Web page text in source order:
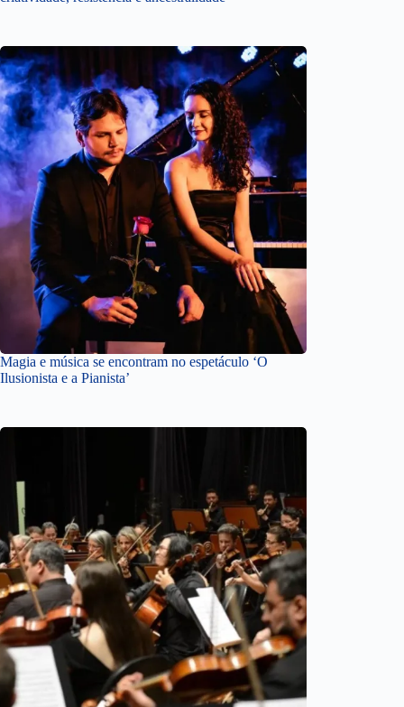
Magia e música se encontram no espetáculo ‘O
Ilusionista e a Pianista’